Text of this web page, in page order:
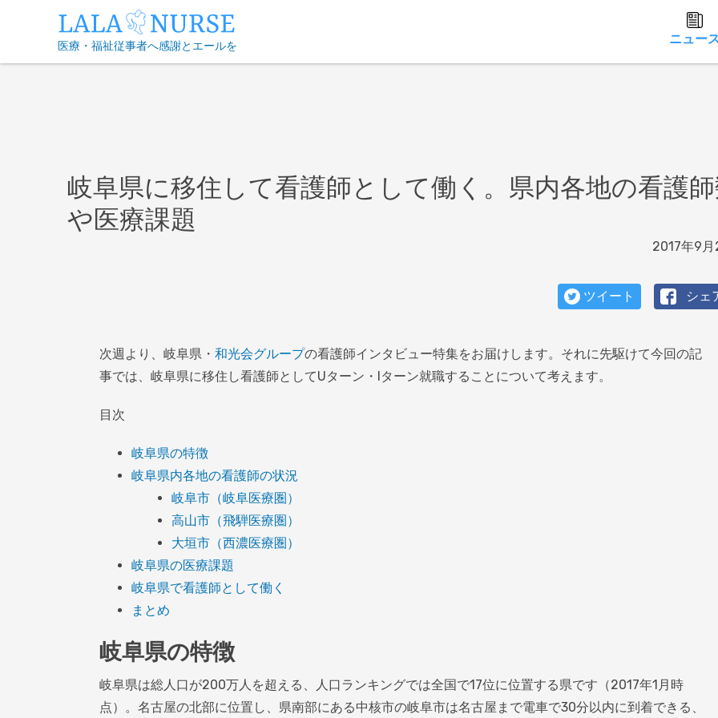
医療・福祉従事者へ感謝とエールを ニュー
岐阜県に移住して看護師として働く。県内各地の看護
や医療課題
2017年9
ツイート シェ
次週より、岐阜県・ 和光会グループの看護師インタビュー特集をお届けします。それに先駆けて今回の記
事では、岐阜県に移住し看護師としてUターン・Iターン就職することについて考えます。
目次
岐阜県の特徴
岐阜県内各地の看護師の状況
岐阜市（岐阜医療圏）
高山市（飛騨医療圏）
大垣市（西濃医療圏）
岐阜県の医療課題
岐阜県で看護師として働く
まとめ
岐阜県の特徴
岐阜県は総人口が200万人を超える、人口ランキングでは全国で17位に位置する県です（2017年1月時
点）。名古屋の北部に位置し、県南部にある中核市の岐阜市は名古屋まで電車で30分以内に到着できる、